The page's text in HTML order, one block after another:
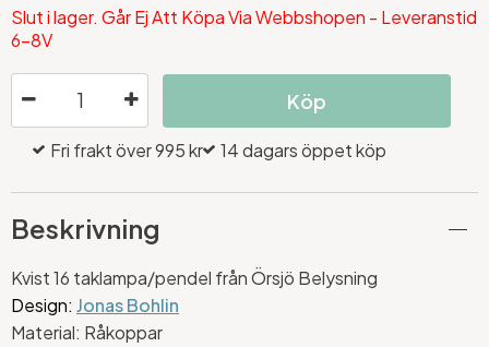
Slut i lager. Går Ej Att Köpa Via Webbshopen - Leveranstid
6-8V
Köp
Fri frakt över 995 kr 14 dagars öppet köp
Beskrivning
Kvist 16 taklampa/pendel från Örsjö Belysning
Design: Jonas Bohlin
Material: Råkoppar